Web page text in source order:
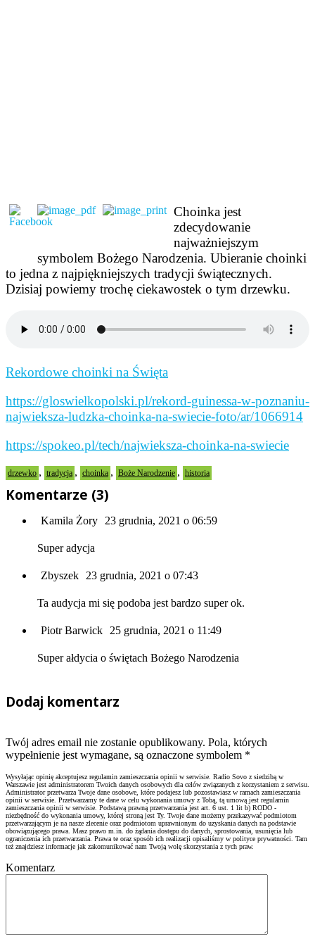
Choinka jest
zdecydowanie
najważniejszym
symbolem Bożego Narodzenia. Ubieranie choinki
to jedna z najpiękniejszych tradycji świątecznych.
Dzisiaj powiemy trochę ciekawostek o tym drzewku.
Rekordowe choinki na Święta
https://gloswielkopolski.pl/rekord-guinessa-w-poznaniu-
najwieksza-ludzka-choinka-na-swiecie-foto/ar/1066914
https://spokeo.pl/tech/najwieksza-choinka-na-swiecie
drzewko , tradycja , choinka , Boże Narodzenie , historia
Komentarze (3)
Kamila Żory 23 grudnia, 2021 o 06:59
Super adycja
Zbyszek 23 grudnia, 2021 o 07:43
Ta audycja mi się podoba jest bardzo super ok.
Piotr Barwick 25 grudnia, 2021 o 11:49
Super ałdycia o świętach Bożego Narodzenia
Dodaj komentarz
Twój adres email nie zostanie opublikowany. Pola, których
wypełnienie jest wymagane, są oznaczone symbolem *
Wysyłając opinię akceptujesz regulamin zamieszczania opinii w serwisie. Radio Sovo z siedzibą w
Warszawie jest administratorem Twoich danych osobowych dla celów związanych z korzystaniem z serwisu.
Administrator przetwarza Twoje dane osobowe, które podajesz lub pozostawiasz w ramach zamieszczania
opinii w serwisie. Przetwarzamy te dane w celu wykonania umowy z Tobą, tą umową jest regulamin
zamieszczania opinii w serwisie. Podstawą prawną przetwarzania jest art. 6 ust. 1 lit b) RODO -
niezbędność do wykonania umowy, której stroną jest Ty. Twoje dane możemy przekazywać podmiotom
przetwarzającym je na nasze zlecenie oraz podmiotom uprawnionym do uzyskania danych na podstawie
obowiązującego prawa. Masz prawo m.in. do żądania dostępu do danych, sprostowania, usunięcia lub
ograniczenia ich przetwarzania. Prawa te oraz sposób ich realizacji opisaliśmy w polityce prywatności. Tam
też znajdziesz informacje jak zakomunikować nam Twoją wolę skorzystania z tych praw.
Komentarz